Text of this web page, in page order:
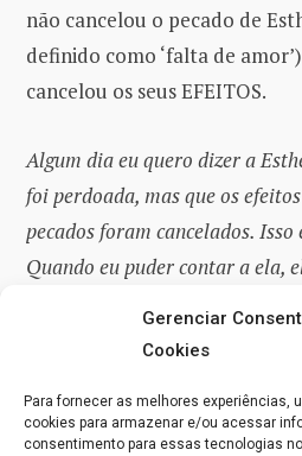
Gerenciar
Cookies
Para fornecer as melhores experiências,
cookies para armazenar e/ou acessar
consentimento para essas tecnologias
não cancelou o pecado de
definido como ‘falta de
cancelou os seus EFEITOS.
Algum dia eu quero dizer a
foi perdoada, mas que os
pecados foram cancelados. Isso
Quando eu puder contar a ela,
consciente ou
antecipadamente por um